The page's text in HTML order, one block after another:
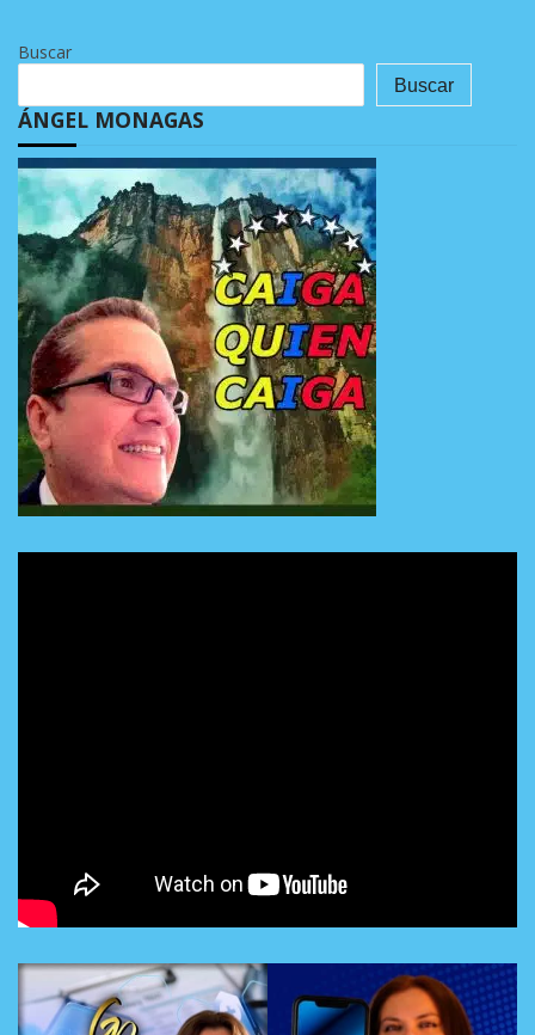
Buscar
Buscar
ÁNGEL MONAGAS